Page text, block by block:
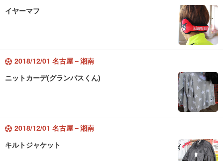
イヤーマフ
2018/12/01 名古屋－湘南
ニットカーデ(グランパスくん)
2018/12/01 名古屋－湘南
キルトジャケット